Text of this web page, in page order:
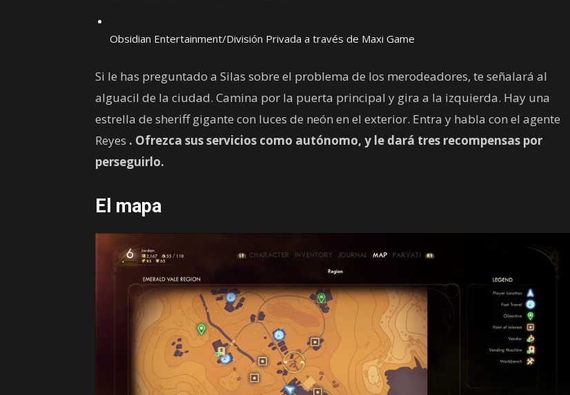
Obsidian Entertainment/División Privada a través de Maxi Game
Si le has preguntado a Silas sobre el problema de los merodeadores, te señalará al
alguacil de la ciudad. Camina por la puerta principal y gira a la izquierda. Hay una
estrella de sheriff gigante con luces de neón en el exterior. Entra y habla con el agente
Reyes . Ofrezca sus servicios como autónomo, y le dará tres recompensas por
perseguirlo.
El mapa